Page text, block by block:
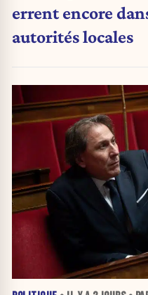
errent encore
autorités locales